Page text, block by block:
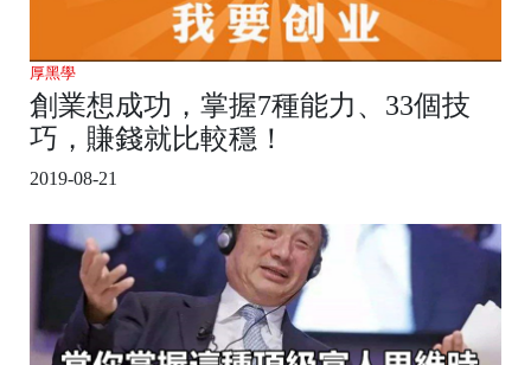
厚黑學
創業想成功，掌握7種能力、33個技
巧，賺錢就比較穩！
2019-08-21